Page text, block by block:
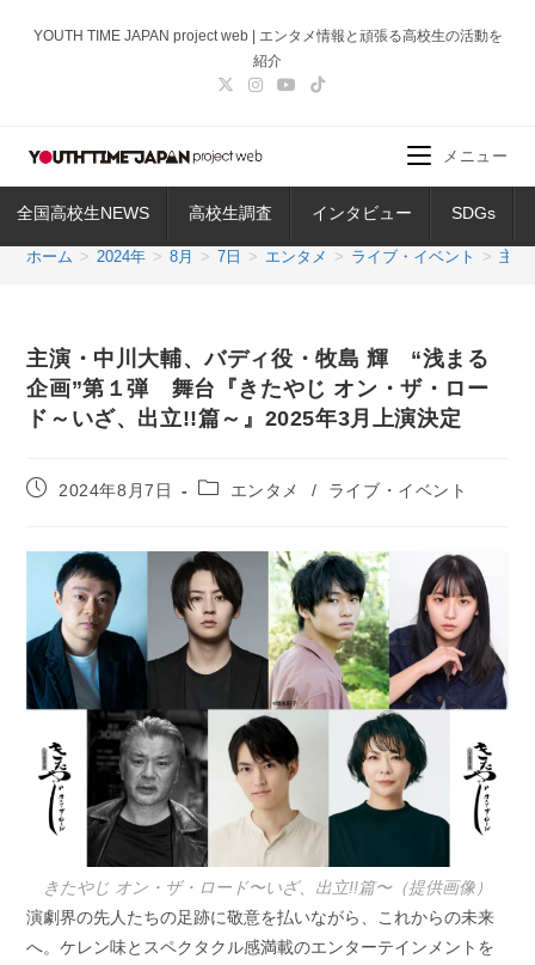
ス
ッ
YOUTH TIME JAPAN project web | エンタメ情報と頑張る高校生の活動を
紹介
全国高校生NEWS 高校生調査 インタビュー SDGs
メニュー
ホーム > 2024年 > 8月 > 7日 > エンタメ > ライブ・イベント > 主
主演・中川大輔、バディ役・牧島 輝 “浅まる
企画”第１弾 舞台『きたやじ オン・ザ・ロー
ド～いざ、出立!!篇～』2025年3月上演決定
投
開
2024年8月7日
投
テ
ゴ
リ
ー:
エンタメ / ライブ・イベント
きたやじ オン・ザ・ロード〜いざ、出立!!篇〜（提供画像）
演劇界の先人たちの足跡に敬意を払いながら、これからの未来
へ。ケレン味とスペクタクル感満載のエンターテインメントを